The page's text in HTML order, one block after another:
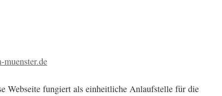
muenster.de
Webseite fungiert als einheitliche Anlaufstelle für die